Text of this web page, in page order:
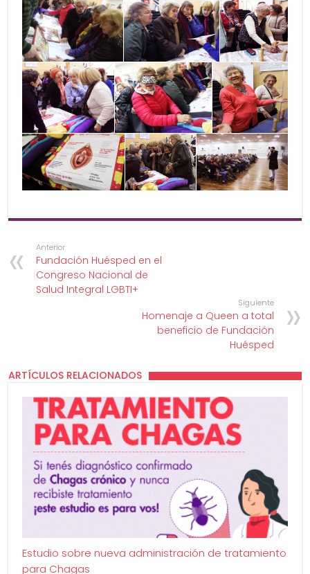
Anterior
Fundación Huésped en el
Congreso Nacional de
Salud Integral LGBTI+
Siguiente
Homenaje a Queen a total
beneficio de Fundación
Huésped
ARTÍCULOS RELACIONADOS
Estudio sobre nueva administración de tratamiento
para Chagas